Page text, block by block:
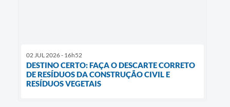
02 JUL 2026 - 16h52
DESTINO CERTO: FAÇA O DESCARTE CORRETO
DE RESÍDUOS DA CONSTRUÇÃO CIVIL E
RESÍDUOS VEGETAIS